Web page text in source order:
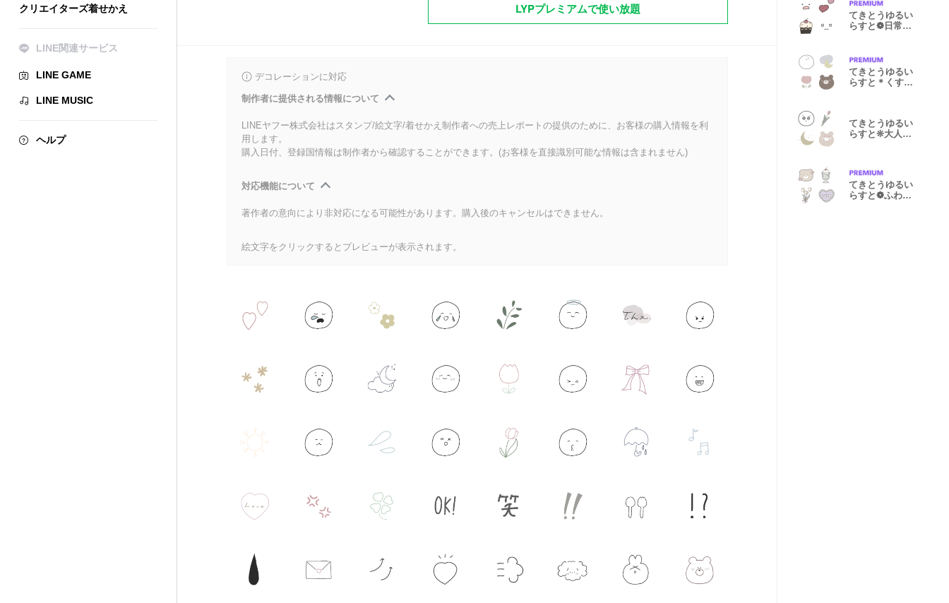
クリエイターズ着せかえ
LINE関連サービス
LINE GAME
LINE MUSIC
ヘルプ
LYPプレミアムで使い放題
デコレーションに対応
制作者に提供される情報について
LINEヤフー株式会社はスタンプ/絵文字/着せかえ制作者への売上レポートの提供のために、お客様の購入情報を利
用します。
購入日付、登録国情報は制作者から確認することができます。(お客様を直接識別可能な情報は含まれません)
対応機能について
著作者の意向により非対応になる可能性があります。購入後のキャンセルはできません。
絵文字をクリックするとプレビューが表示されます。
てきとうゆるい
らすと❁日常
てきとうゆるい
らすと＊くすみ
てきとうゆるい
らすと❊大人っ
てきとうゆるい
らすと❁ふわふ